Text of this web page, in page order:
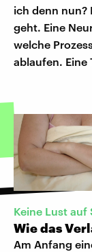
ich denn nun?
geht. Eine
welche
ablaufen. Eine
Keine Lust auf
Wie das
Am Anfang